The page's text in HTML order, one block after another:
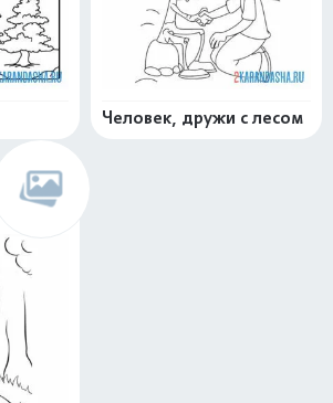
Человек, дружи с лесом